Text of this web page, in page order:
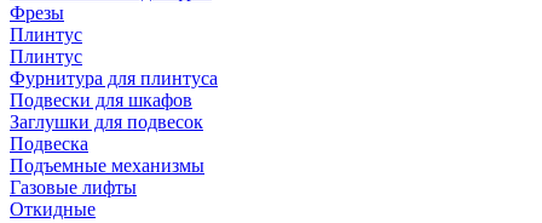
Фрезы
Плинтус
Плинтус
Фурнитура для плинтуса
Подвески для шкафов
Заглушки для подвесок
Подвеска
Подъемные механизмы
Газовые лифты
Откидные